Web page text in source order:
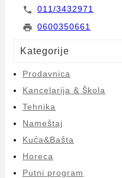
call 011/3432971
print 0600350661
Kategorije
Prodavnica
Kancelarija & Škola
Tehnika
Nameštaj
Kuća&Bašta
Horeca
Putni program